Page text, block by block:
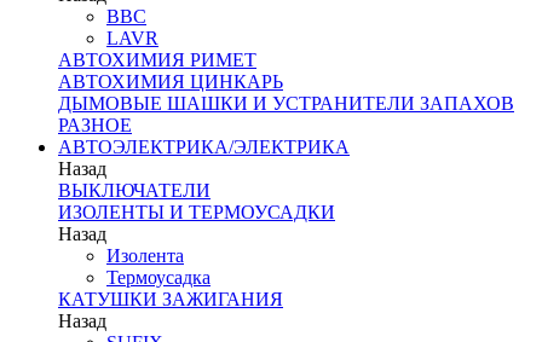
BBC
LAVR
АВТОХИМИЯ РИМЕТ
АВТОХИМИЯ ЦИНКАРЬ
ДЫМОВЫЕ ШАШКИ И УСТРАНИТЕЛИ ЗАПАХОВ
РАЗНОЕ
АВТОЭЛЕКТРИКА/ЭЛЕКТРИКА
Назад
ВЫКЛЮЧАТЕЛИ
ИЗОЛЕНТЫ И ТЕРМОУСАДКИ
Назад
Изолента
Термоусадка
КАТУШКИ ЗАЖИГАНИЯ
Назад